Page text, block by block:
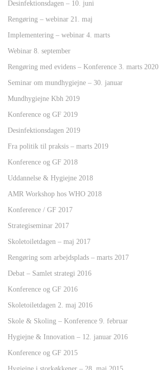
Desinfektionsdagen – 10. juni
Rengøring – webinar 21. maj
Implementering – webinar 4. marts
Webinar 8. september
Rengøring med evidens – Konference 3. marts 2020
Seminar om mundhygiejne – 30. januar
Mundhygiejne Kbh 2019
Konference og GF 2019
Desinfektionsdagen 2019
Fra politik til praksis – marts 2019
Konference og GF 2018
Uddannelse & Hygiejne 2018
AMR Workshop hos WHO 2018
Konference / GF 2017
Strategiseminar 2017
Skoletoiletdagen – maj 2017
Rengøring som arbejdsplads – marts 2017
Debat – Samlet strategi 2016
Konference og GF 2016
Skoletoiletdagen 2. maj 2016
Skole & Skoling – Konference 9. februar
Hygiejne & Innovation – 12. januar 2016
Konference og GF 2015